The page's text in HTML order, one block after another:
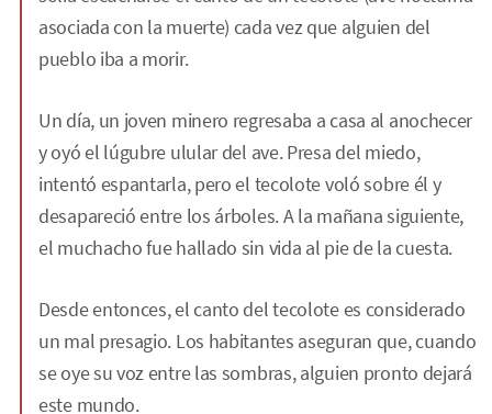
asociada con la muerte) cada vez que alguien del
pueblo iba a morir.
Un día, un joven minero regresaba a casa al anochecer
y oyó el lúgubre ulular del ave. Presa del miedo,
intentó espantarla, pero el tecolote voló sobre él y
desapareció entre los árboles. A la mañana siguiente,
el muchacho fue hallado sin vida al pie de la cuesta.
Desde entonces, el canto del tecolote es considerado
un mal presagio. Los habitantes aseguran que, cuando
se oye su voz entre las sombras, alguien pronto dejará
este mundo.